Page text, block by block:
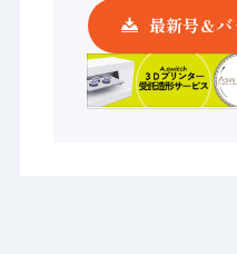
最新号＆